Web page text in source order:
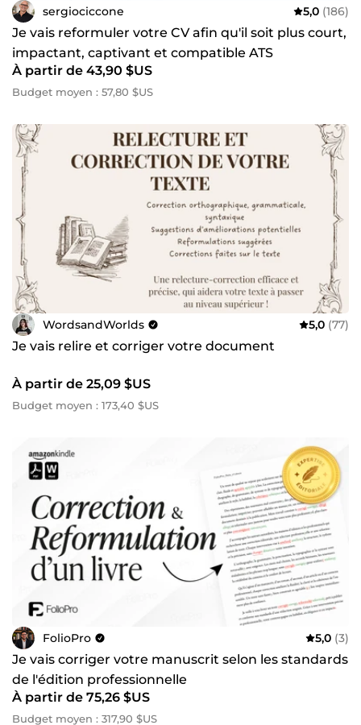
sergiociccone 5,0 (186)
Je vais reformuler votre CV afin qu'il soit plus court,
impactant, captivant et compatible ATS
À partir de 43,90 $US
Budget moyen : 57,80 $US
WordsandWorlds 5,0 (77)
Je vais relire et corriger votre document
À partir de 25,09 $US
Budget moyen : 173,40 $US
FolioPro 5,0 (3)
Je vais corriger votre manuscrit selon les standards
de l'édition professionnelle
À partir de 75,26 $US
Budget moyen : 317,90 $US